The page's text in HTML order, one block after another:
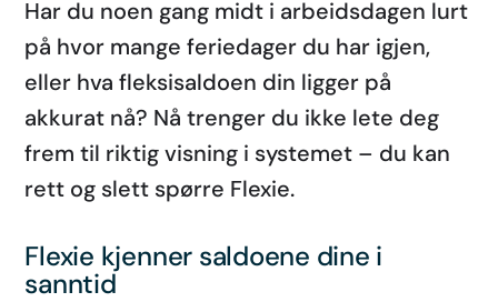
Har du noen gang midt i arbeidsdagen lurt
på hvor mange feriedager du har igjen,
eller hva fleksisaldoen din ligger på
akkurat nå? Nå trenger du ikke lete deg
frem til riktig visning i systemet – du kan
rett og slett spørre Flexie.
Flexie kjenner saldoene dine i
sanntid